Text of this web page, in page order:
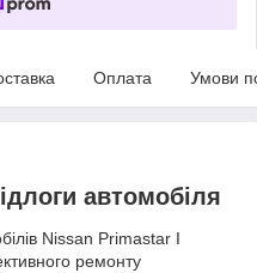
Оплата Умови
автомобіля
Nissan Primastar I
ремонту